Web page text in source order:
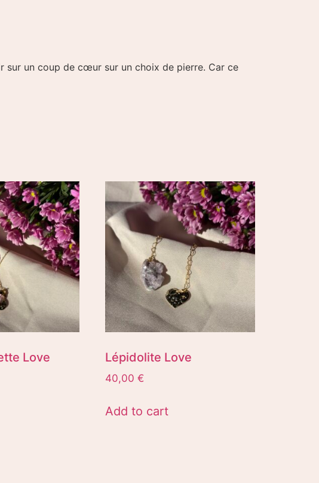
sur un coup de cœur sur un choix de pierre. Car ce
Love Lépidolite Love
40,00€
Add to cart